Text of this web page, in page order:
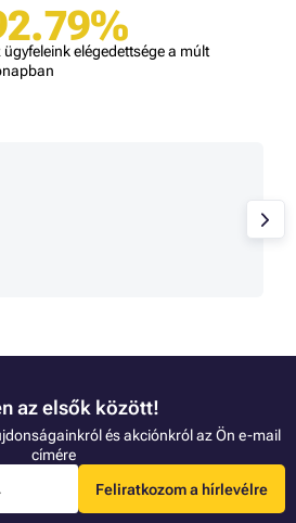
ügyfeleink elégedettsége a múlt
az elsők között!
és akciónkról az Ön e-mail
címére
Feliratkozom a hírlevélre